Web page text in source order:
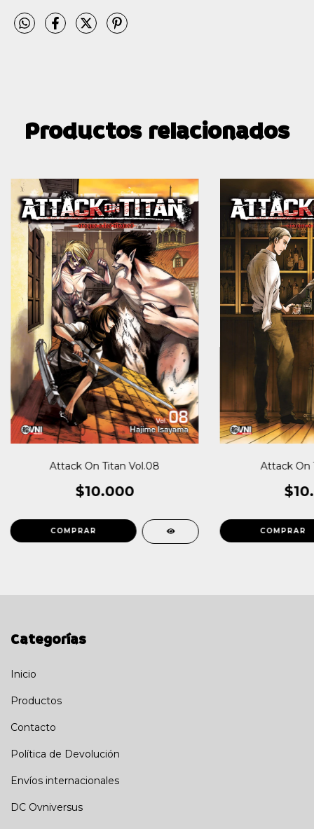
Productos relacionados
Attack On Titan Vol.08
$10.000
Attack On
Categorías
Inicio
Productos
Contacto
Política de Devolución
Envíos internacionales
DC Ovniversus